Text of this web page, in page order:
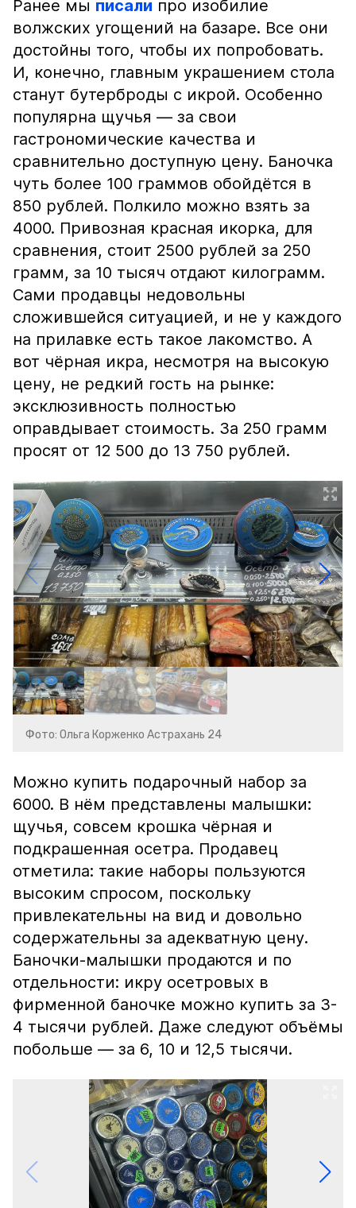
Ранее мы писали про изобилие
волжских угощений на базаре. Все они
достойны того, чтобы их попробовать.
И, конечно, главным украшением стола
станут бутерброды с икрой. Особенно
популярна щучья — за свои
гастрономические качества и
сравнительно доступную цену. Баночка
чуть более 100 граммов обойдётся в
850 рублей. Полкило можно взять за
4000. Привозная красная икорка, для
сравнения, стоит 2500 рублей за 250
грамм, за 10 тысяч отдают килограмм.
Сами продавцы недовольны
сложившейся ситуацией, и не у каждого
на прилавке есть такое лакомство. А
вот чёрная икра, несмотря на высокую
цену, не редкий гость на рынке:
эксклюзивность полностью
оправдывает стоимость. За 250 грамм
просят от 12 500 до 13 750 рублей.
Фото: Ольга Корженко Астрахань 24
Можно купить подарочный набор за
6000. В нём представлены малышки:
щучья, совсем крошка чёрная и
подкрашенная осетра. Продавец
отметила: такие наборы пользуются
высоким спросом, поскольку
привлекательны на вид и довольно
содержательны за адекватную цену.
Баночки-малышки продаются и по
отдельности: икру осетровых в
фирменной баночке можно купить за 3-
4 тысячи рублей. Даже следуют объёмы
побольше — за 6, 10 и 12,5 тысячи.